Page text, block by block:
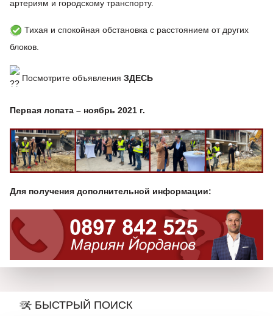
артериям и городскому транспорту.
Тихая и спокойная обстановка с расстоянием от других
блоков.
Посмотрите объявления ЗДЕСЬ
Первая лопата – ноябрь 2021 г.
Для получения дополнительной информации:
БЫСТРЫЙ ПОИСК